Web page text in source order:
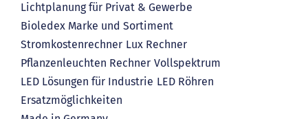
Lichtplanung für Privat & Gewerbe
Bioledex Marke und Sortiment
Stromkostenrechner Lux Rechner
Pflanzenleuchten Rechner Vollspektrum
LED Lösungen für Industrie LED Röhren
Ersatzmöglichkeiten